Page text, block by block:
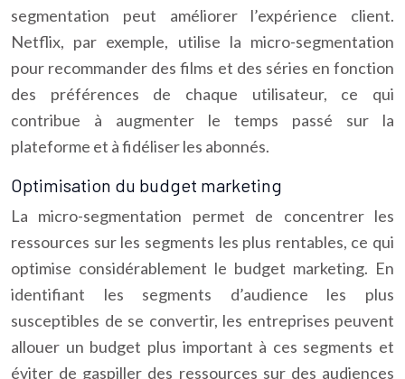
segmentation peut améliorer l’expérience client.
Netflix, par exemple, utilise la micro-segmentation
pour recommander des films et des séries en fonction
des préférences de chaque utilisateur, ce qui
contribue à augmenter le temps passé sur la
plateforme et à fidéliser les abonnés.
Optimisation du budget marketing
La micro-segmentation permet de concentrer les
ressources sur les segments les plus rentables, ce qui
optimise considérablement le budget marketing. En
identifiant les segments d’audience les plus
susceptibles de se convertir, les entreprises peuvent
allouer un budget plus important à ces segments et
éviter de gaspiller des ressources sur des audiences